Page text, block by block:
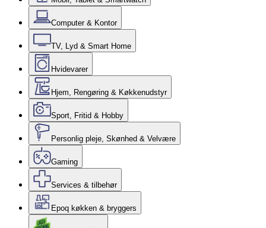
Computer & Kontor
TV, Lyd & Smart Home
Hvidevarer
Hjem, Rengøring & Køkkenudstyr
Sport, Fritid & Hobby
Personlig pleje, Skønhed & Velvære
Gaming
Services & tilbehør
Epoq køkken & bryggers